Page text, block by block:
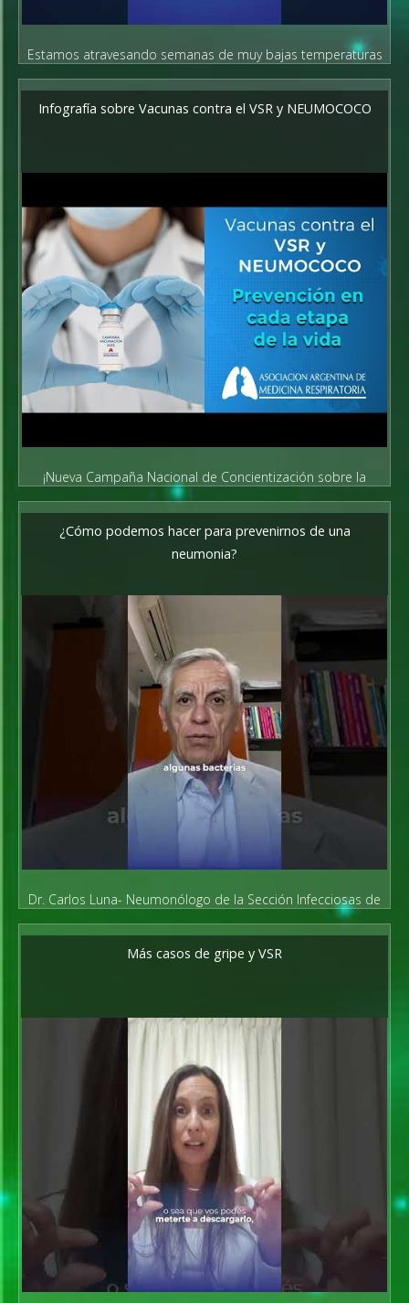
Estamos atravesando semanas de muy bajas temperaturas
en todo el país
y estimamos un aumento de casos de enfermedades
Infografía sobre Vacunas contra el VSR y NEUMOCOCO
¡Nueva Campaña Nacional de Concientización sobre la
Vacunación!
¿Cómo podemos hacer para prevenirnos de una
neumonia?
Dr. Carlos Luna- Neumonólogo de la Sección Infecciosas de
AAMR
Más casos de gripe y VSR